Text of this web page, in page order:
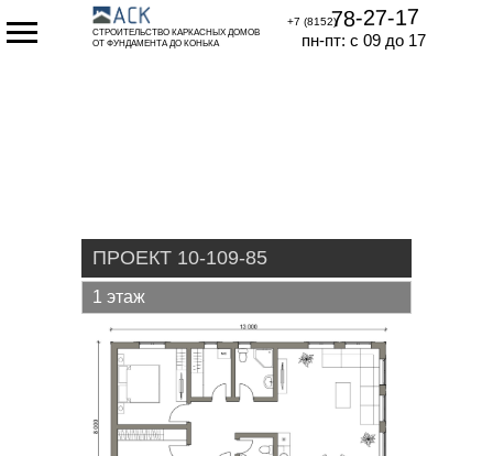
СТРОИТЕЛЬСТВО КАРКАСНЫХ ДОМОВ
ОТ ФУНДАМЕНТА ДО КОНЬКА
78-27-17
пн-пт: с 09 до 17
+7 (8152)
ПРОЕКТ 10-109-85
1 этаж